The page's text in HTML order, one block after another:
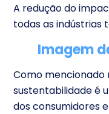
A redução do
todas as indústrias
Imagem
Como mencionado
sustentabilidade é
dos consumidores